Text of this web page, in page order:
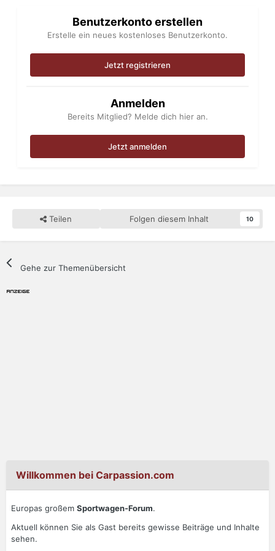
Neue Freunde finden klappt in Zürich vermutlich
besser/einfacher/schneller als in Bern. Genf funktioniert
Nicht nur die Sprache, der Dialekt (Deine neuen Freunde
schreiben Dir dann Kurznachrichten in ihrem Dialekt) ist
Deutsche teilen sich hier nicht nur die Ärztestellen mit
anderen Ausländer, meist sind sie in der Gastronomie, oder
anderen dienstleistungsorientierten Berufen anzutreffen.
Das ist nur ein kleiner Ausflug ins Thema.
Benutzerkonto erstellen
Erstelle ein neues kostenloses Benutzerkonto.
Jetzt registrieren
Anmelden
Bereits Mitglied? Melde dich hier an.
Jetzt anmelden
Teilen Folgen diesem Inhalt 10
Gehe zur Themenübersicht
Willkommen bei Carpassion.com
Europas großem Sportwagen-Forum.
Aktuell können Sie als Gast bereits gewisse Beiträge und Inhalte
sehen.